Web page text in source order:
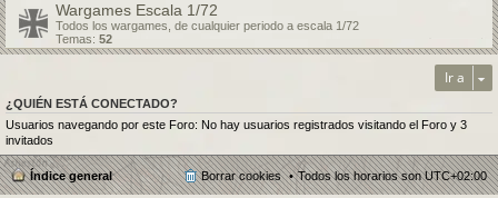
Wargames Escala 1/72
Todos los wargames, de cualquier periodo a escala 1/72
Temas: 52
Ir a
¿QUIÉN ESTÁ CONECTADO?
Usuarios navegando por este Foro: No hay usuarios registrados visitando el Foro y 3
invitados
Índice general Todos los horarios sonUTC+02:00
Borrar cookies